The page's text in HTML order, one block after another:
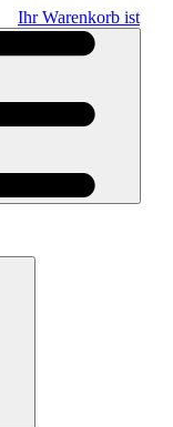
Ihr Warenkorb ist